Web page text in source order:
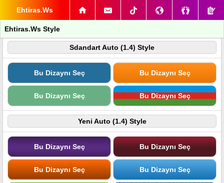
Ehtiras.Ws
Ehtiras.Ws Style
Sdandart Auto (1.4) Style
Bu Dizaynı Seç Bu Dizaynı Seç
Bu Dizaynı Seç Bu Dizaynı Seç
Yeni Auto (1.4) Style
Bu Dizaynı Seç Bu Dizaynı Seç
Bu Dizaynı Seç Bu Dizaynı Seç